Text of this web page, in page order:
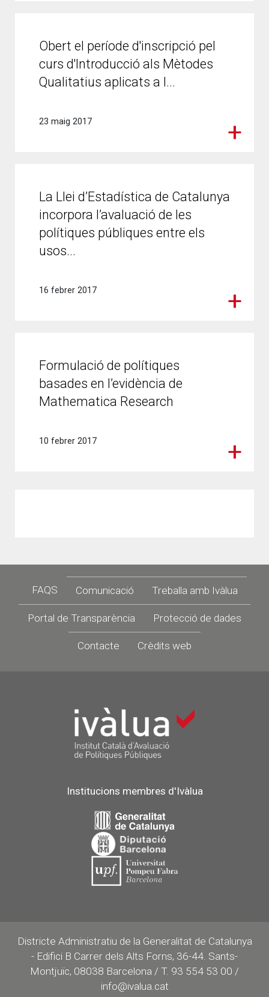
Obert el període d'inscripció pel
curs d'Introducció als Mètodes
Qualitatius aplicats a l...
23 maig 2017
La Llei d’Estadística de Catalunya
incorpora l’avaluació de les
polítiques públiques entre els
usos...
16 febrer 2017
Formulació de polítiques
basades en l’evidència de
Mathematica Research
10 febrer 2017
Footer
FAQS Comunicació Treballa amb Ivàlua
Portal de Transparència Protecció de dades
Contacte Crèdits web
Institucions membres d'Ivàlua
Districte Administratiu de la Generalitat de Catalunya
- Edifici B Carrer dels Alts Forns, 36-44. Sants-
Montjuïc, 08038 Barcelona / T. 93 554 53 00 /
info@ivalua.cat